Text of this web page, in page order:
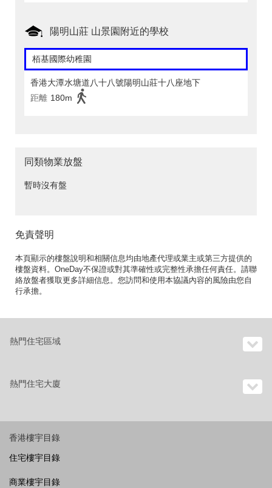
陽明山莊 山景園附近的學校
栢基國際幼稚園
香港大潭水塘道八十八號陽明山莊十八座地下
距離 180m
同類物業放盤
暫時沒有盤
免責聲明
本頁顯示的樓盤說明和相關信息均由地產代理或業主或第三方提供的
樓盤資料。OneDay不保證或對其準確性或完整性承擔任何責任。請聯
絡放盤者獲取更多詳細信息。您訪問和使用本協議內容的風險由您自
行承擔。
熱門住宅區域
熱門住宅大廈
香港樓宇目錄
住宅樓宇目錄
商業樓宇目錄